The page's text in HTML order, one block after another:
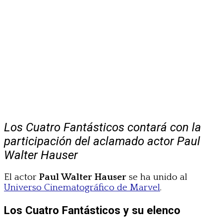
Los Cuatro Fantásticos contará con la
participación del aclamado actor Paul
Walter Hauser
El actor Paul Walter Hauser se ha unido al
Universo Cinematográfico de Marvel.
Los Cuatro Fantásticos y su elenco